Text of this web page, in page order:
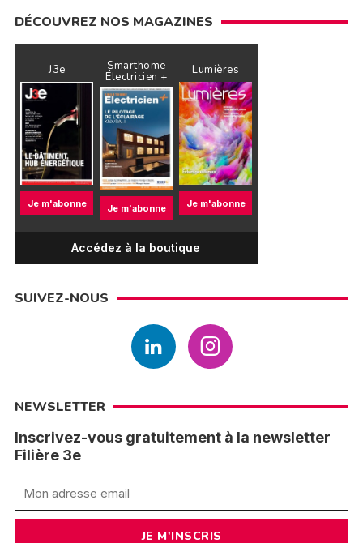
DÉCOUVREZ NOS MAGAZINES
J3e
Je m'abonne
Smarthome
Électricien +
Je m'abonne
Lumières
Je m'abonne
Accédez à la boutique
SUIVEZ-NOUS
NEWSLETTER
Inscrivez-vous gratuitement à la newsletter
Filière 3e